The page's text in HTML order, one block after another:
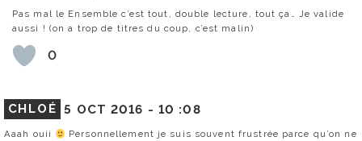
Pas mal le Ensemble c’est tout, double lecture, tout ça… Je valide
aussi ! (on a trop de titres du coup, c’est malin)
0
CHLOÉ 5 OCT 2016 - 10 :08
Aaah ouii
Personnellement je suis souvent frustrée parce qu’on ne